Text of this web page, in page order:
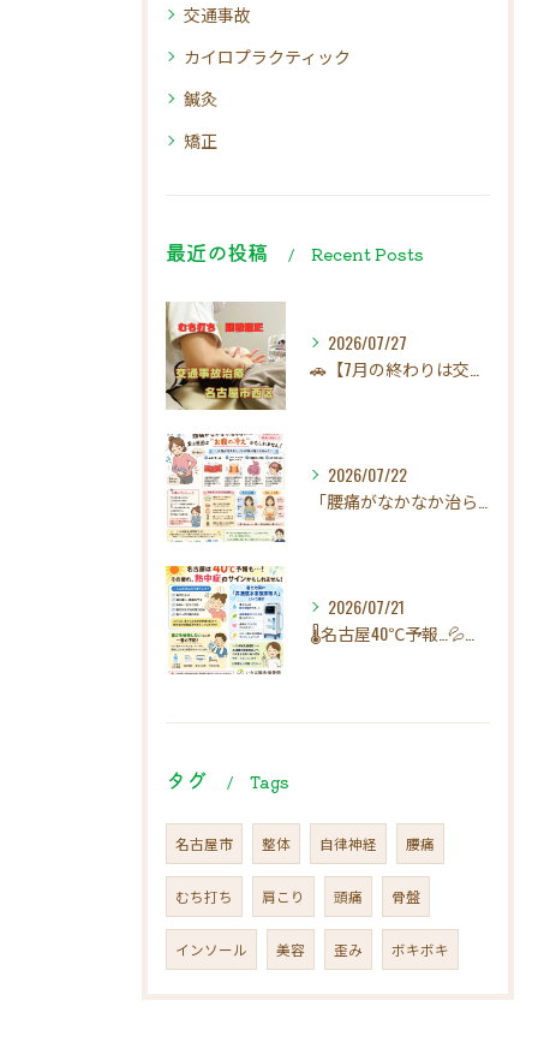
交通事故
カイロプラクティック
鍼灸
矯正
最近の投稿 Recent Posts
2026/07/27
2026/07/22
2026/07/21
タグ Tags
名古屋市 整体 自律神経 腰痛
むち打ち 肩こり 頭痛 骨盤
インソール 美容 歪み ボキボキ